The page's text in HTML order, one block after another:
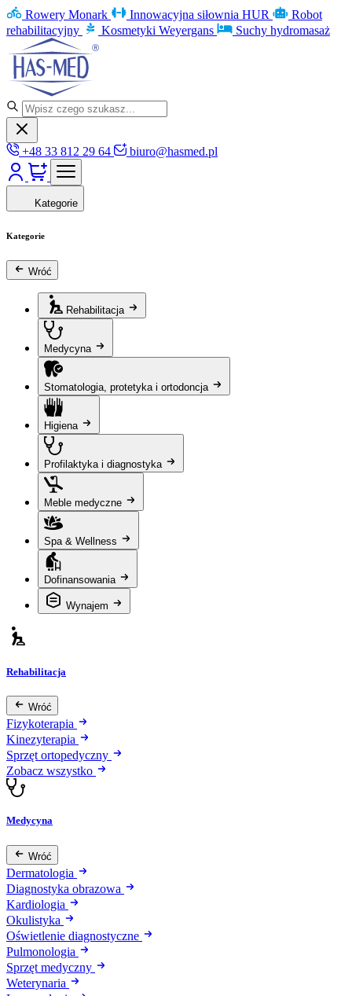
Rowery Monark Innowacyjna siłownia HUR
Robot
rehabilitacyjny
Kosmetyki Weyergans Suchy hydromasaż
+48 33 812 29 64 biuro@hasmed.pl
Kategorie
Kategorie
Wróć
Rehabilitacja
Medycyna
Stomatologia, protetyka i ortodoncja
Higiena
Profilaktyka i diagnostyka
Meble medyczne
Spa & Wellness
Dofinansowania
Wynajem
Rehabilitacja
Wróć
Fizykoterapia
Kinezyterapia
Sprzęt ortopedyczny
Zobacz wszystko
Medycyna
Wróć
Dermatologia
Diagnostyka obrazowa
Kardiologia
Okulistyka
Oświetlenie diagnostyczne
Pulmonologia
Sprzęt medyczny
Weterynaria